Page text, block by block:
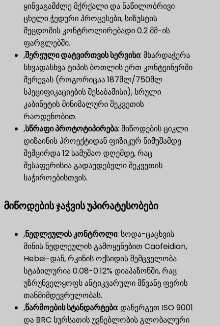
ყინვაგამძლე მქრქალი და ნაწილობრივი
ცხელი ჭედური პროცესები, სიზუსტის
შეცდომის კონტროლირებადი 0.2 მმ-ის
ფარგლებში.
,შერეული დატვირთვის სერვისი​: მხარდაჭერა
სხვადასხვა ტიპის ბოთლის ერთ კონტეინერში
შერევას (როგორიცაა 187მლ/750მლ
სპეციფიკაციების შესაბამისი), სრული
კაბინეტის მინიმალური შეკვეთის
რაოდენობით.
,სწრაფი პროტოტიპირება​: მიწოდების ციკლი
დიზაინის პროექტიდან ფიზიკურ ნიმუშამდე
შემცირდა 12 სამუშაო დღემდე, რაც
შესაფერისია გადაუდებელი შეკვეთის
საჭიროებისთვის.
მიწოდების ჯაჭვის უპირატესობები
,ნედლეულის კონტროლი​: სოდა-ცაცხვის
მინის ნედლეულის გამოყენებით Caofeidian,
Hebei-დან, რკინის ოქსიდის შემცველობა
სტაბილურია 0.08-0.12% დიაპაზონში, რაც
უზრუნველყოფს ანტიკვარული მწვანე ფერის
თანმიმდევრულობას.
,წარმოების სტანდარტები​: დანერგეთ ISO 9001
და BRC სურსათის უვნებლობის გლობალური